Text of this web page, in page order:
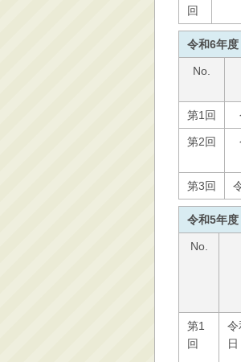
回
令和6年度
No.
第1回
第2回
第3回
令和5年度
No.
第1
回
令
日